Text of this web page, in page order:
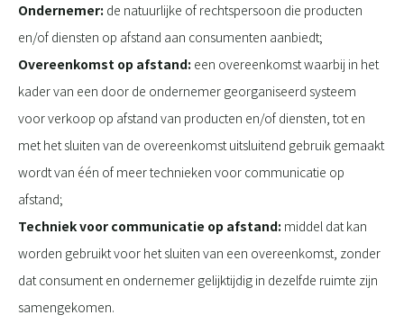
Ondernemer: de natuurlijke of rechtspersoon die producten
en/of diensten op afstand aan consumenten aanbiedt;
Overeenkomst op afstand: een overeenkomst waarbij in het
kader van een door de ondernemer georganiseerd systeem
voor verkoop op afstand van producten en/of diensten, tot en
met het sluiten van de overeenkomst uitsluitend gebruik gemaakt
wordt van één of meer technieken voor communicatie op
afstand;
Techniek voor communicatie op afstand: middel dat kan
worden gebruikt voor het sluiten van een overeenkomst, zonder
dat consument en ondernemer gelijktijdig in dezelfde ruimte zijn
samengekomen.